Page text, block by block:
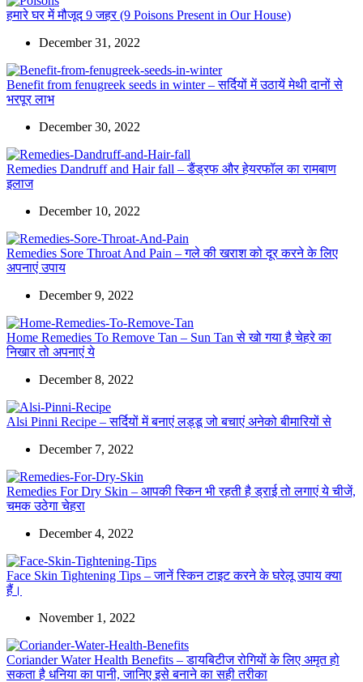
हमारे घर में मौजूद 9 जहर (9 Poisons Present in Our House)
December 31, 2022
Benefit from fenugreek seeds in winter – सर्दियों में उठायें मेथी दानों से
भरपूर लाभ
December 30, 2022
Remedies Dandruff and Hair fall – डैंड्रफ और हेयरफॉल का रामबाण
इलाज
December 10, 2022
Remedies Sore Throat And Pain – गले की खराश को दूर करने के लिए
अपनाएं उपाय
December 9, 2022
Home Remedies To Remove Tan – Sun Tan से खो गया है चेहरे का
निखार तो अपनाएं ये
December 8, 2022
Alsi Pinni Recipe – सर्दियों में बनाएं लड्डू जो बचाएं अनेको बीमारियों से
December 7, 2022
Remedies For Dry Skin – आपकी स्किन भी रहती है ड्राई तो लगाएं ये चीजें,
चमक उठेगा चेहरा
December 4, 2022
Face Skin Tightening Tips – जानें स्किन टाइट करने के घरेलू उपाय क्या
हैं।
November 1, 2022
Coriander Water Health Benefits – डायबिटीज रोगियों के लिए अमृत हो
सकता है धनिया का पानी, जानिए इसे बनाने का सही तरीका